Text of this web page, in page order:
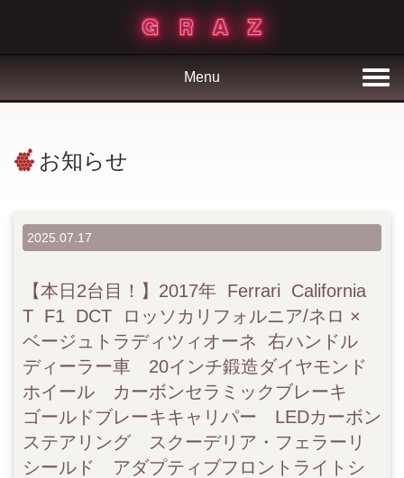
Menu
お知らせ
2025.07.17
【本日2台目！】2017年 Ferrari California
T F1 DCT ロッソカリフォルニア/ネロ ×
ベージュトラディツィオーネ 右ハンドル
ディーラー車 20インチ鍛造ダイヤモンド
ホイール カーボンセラミックブレーキ
ゴールドブレーキキャリパー LEDカーボン
ステアリング スクーデリア・フェラーリ
シールド アダプティブフロントライトシ